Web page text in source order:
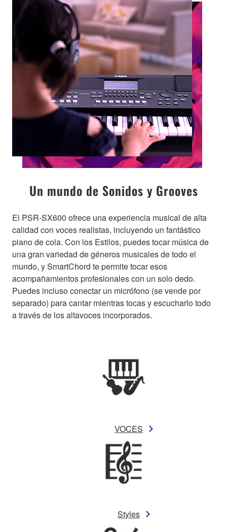
Un mundo de Sonidos y Grooves
El PSR-SX600 ofrece una experiencia musical de alta
calidad con voces realistas, incluyendo un fantástico
piano de cola. Con los Estilos, puedes tocar música de
una gran variedad de géneros musicales de todo el
mundo, y SmartChord te permite tocar esos
acompañamientos profesionales con un solo dedo.
Puedes incluso conectar un micrófono (se vende por
separado) para cantar mientras tocas y escucharlo todo
a través de los altavoces incorporados.
VOCES
Styles